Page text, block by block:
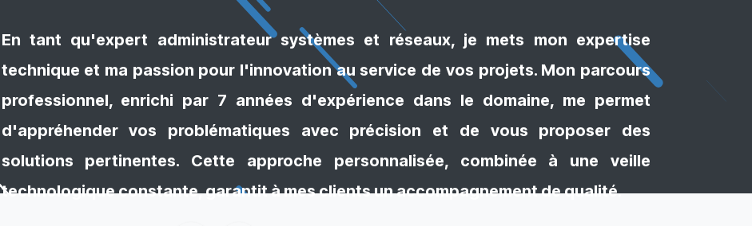
En tant qu'expert administrateur systèmes et réseaux, je mets mon expertise
technique et ma passion pour l'innovation au service de vos projets. Mon parcours
professionnel, enrichi par 7 années d'expérience dans le domaine, me permet
d'appréhender vos problématiques avec précision et de vous proposer des
solutions pertinentes. Cette approche​ personnalisée, combinée à une veille
technologique constante, garantit à mes clients un accompagnement de qualité.